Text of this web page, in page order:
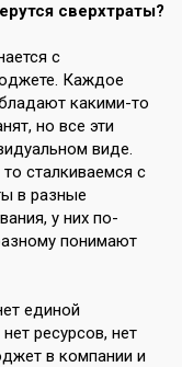
сверхтраты?
с
Каждое
какими-то
но все эти
виде.
сталкиваемся с
в разные
у них по-
понимают
единой
ресурсов, нет
в компании и